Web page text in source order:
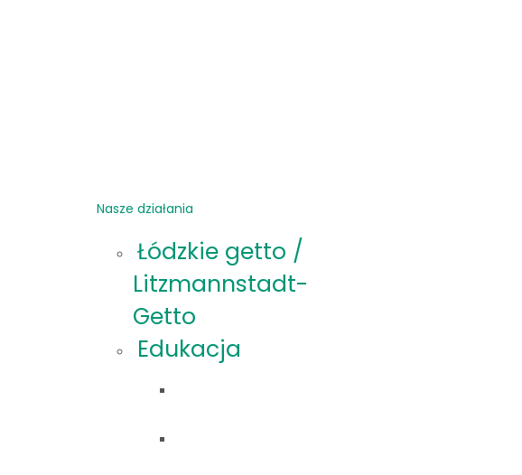
Nasze działania
Łódzkie getto /
Litzmannstadt-
Getto
Edukacja